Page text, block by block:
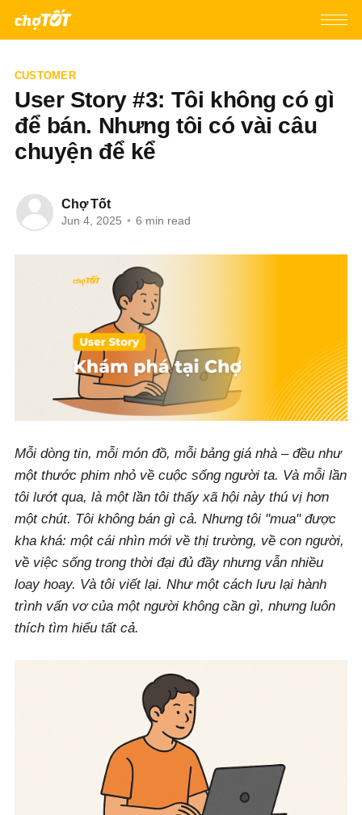
CUSTOMER
User Story #3: Tôi không có gì
để bán. Nhưng tôi có vài câu
chuyện để kể
Chợ Tốt
Jun 4, 2025 • 6 min read
Mỗi dòng tin, mỗi món đồ, mỗi bảng giá nhà – đều như
một thước phim nhỏ về cuộc sống người ta. Và mỗi lần
tôi lướt qua, là một lần tôi thấy xã hội này thú vị hơn
một chút. Tôi không bán gì cả. Nhưng tôi "mua" được
kha khá: một cái nhìn mới về thị trường, về con người,
về việc sống trong thời đại đủ đầy nhưng vẫn nhiều
loay hoay. Và tôi viết lại. Như một cách lưu lại hành
trình vẩn vơ của một người không cần gì, nhưng luôn
thích tìm hiểu tất cả.